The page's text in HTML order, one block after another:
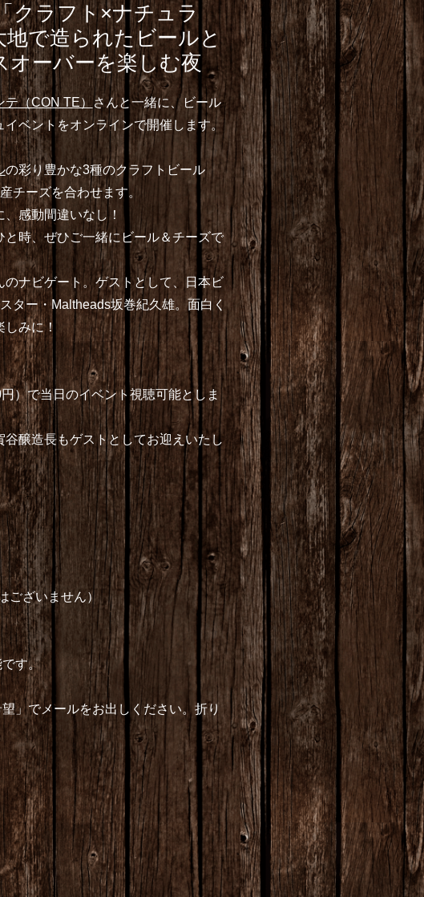
クラフト×ナチュラ
で造られたビールと
オーバーを楽しむ夜
テ（CON TE） さんと一緒に、ビール
ベントをオンラインで開催します。
の彩り豊かな3種のクラフトビール
チーズを合わせます。
感動間違いなし！
時、ぜひご一緒にビール＆チーズで
のナビゲート。ゲストとして、日本ビ
ター・Maltheads坂巻紀久雄。面白く
みに！
）で当日のイベント視聴可能としま
醸造長もゲストとしてお迎えいたし
ございません）
す。
」でメールをお出しください。折り